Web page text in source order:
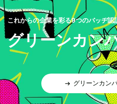
これからの企業を彩る9つのバッヂ認
グリーンカン
グリーンカン